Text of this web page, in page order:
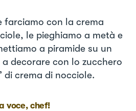
farciamo con la crema
le pieghiamo a metà e
a piramide su un
decorare con lo zucchero
di crema di nocciole.
voce, chef!